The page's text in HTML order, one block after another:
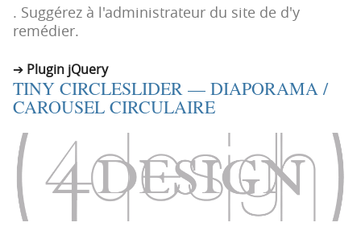
i
c
i
p
e
n
. Suggérez à l'administrateur du site de d'y
remédier.
Plugin jQuery
TINY CIRCLESLIDER — DIAPORAMA /
CAROUSEL CIRCULAIRE